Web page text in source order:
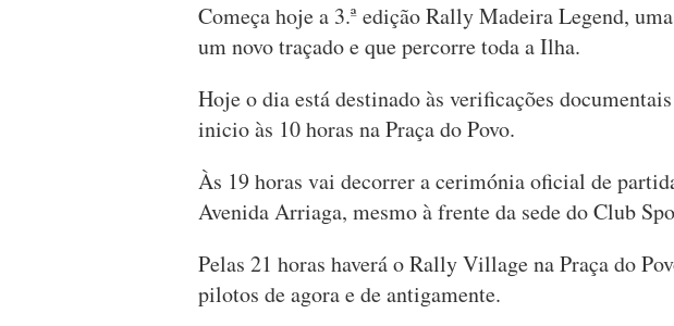
Começa hoje a 3.ª edição Rally Madeira Legend,
um novo traçado e que percorre toda a Ilha.
Hoje o dia está destinado às verificações
inicio às 10 horas na Praça do Povo.
Às 19 horas vai decorrer a cerimónia oficial de
Avenida Arriaga, mesmo à frente da sede do Club
Pelas 21 horas haverá o Rally Village na Praça do
pilotos de agora e de antigamente.